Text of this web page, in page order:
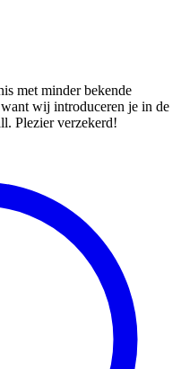
met minder bekende
wij introduceren je in de
Plezier verzekerd!